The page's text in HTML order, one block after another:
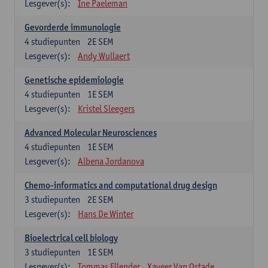
Lesgever(s):
Ine Paeleman
Gevorderde immunologie
2E SEM
4studiepunten
Lesgever(s):
Andy Wullaert
Genetische epidemiologie
1E SEM
4studiepunten
Lesgever(s):
Kristel Sleegers
Advanced Molecular Neurosciences
1E SEM
4studiepunten
Lesgever(s):
Albena Jordanova
Chemo-informatics and computational drug design
2E SEM
3 studiepunten
Lesgever(s):
Hans De Winter
Bioelectrical cell biology
1E SEM
3 studiepunten